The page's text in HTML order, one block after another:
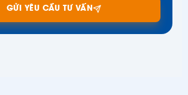
GỬI YÊU CẦU TƯ VẤN